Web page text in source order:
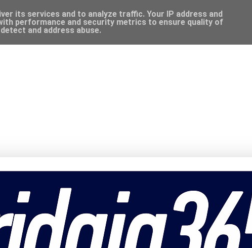
its services and to analyze traffic. Your IP address and
performance and security metrics to ensure quality of
and address abuse.